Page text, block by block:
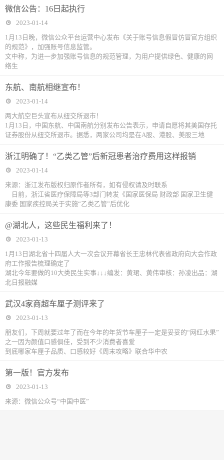
微信公告：16日起执行
2023-01-14
1月13日晚，微信公众平台运营中心发布《关于账号信息假冒仿冒官方组织
的规范》，加强账号信息监管。
文中称，为进一步加强账号信息的规范管理，为用户提供绿色、健康的网
络生
东航、南航相继宣布！
2023-01-14
两大航空巨头宣布从纽交所退市！
1月13日，中国东航、中国南航分别发布公告表示，申请自愿将其美国存托
证券股份从纽交所退市。据悉，两家公司均是在A股、港股、美股三地
浙江明确了！“乙类乙管”后新冠患者治疗费用这样报销
2023-01-14
来源：浙江发布版权归原作者所有，如有侵权请及时联系
日前，浙江省医疗保障局等3部门转发《国家医保局 财政部 国家卫生健
康委 国家疾控局关于实施“乙类乙管”后优化
@湖北人，这些民生福利来了！
2023-01-13
1月13日湖北省十四届人大一次会议开幕省长王忠林代表省政府向大会作政
府工作报告梳理确定了
湖北今年要做的10大类民生实事↓↓↓编发：黄珺、黄伟审核：孙凌出品：湖
北日报融媒
武汉4家商超车厘子测评来了
2023-01-13
朋友们，下周就要过年了而在今年的年货节车厘子一定是妥妥的“网红水果”
之一因为颜值口感俱佳，受到不少消费者喜爱
到底哪家车厘子品质、口感较好《周末攻略》联合华中农
第一版！官方发布
2023-01-13
来源：微信公众号“中国中医”